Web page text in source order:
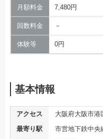
月額料金 7,480円
回数料金 －
体験等 0円
基本情報
アクセス
大阪府大阪市港
最寄り駅
市営地下鉄中央